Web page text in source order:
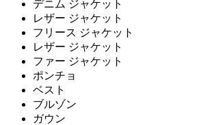
デニム ジャケット
レザー ジャケット
フリース ジャケット
レザー ジャケット
ファー ジャケット
ポンチョ
ベスト
ブルゾン
ガウン